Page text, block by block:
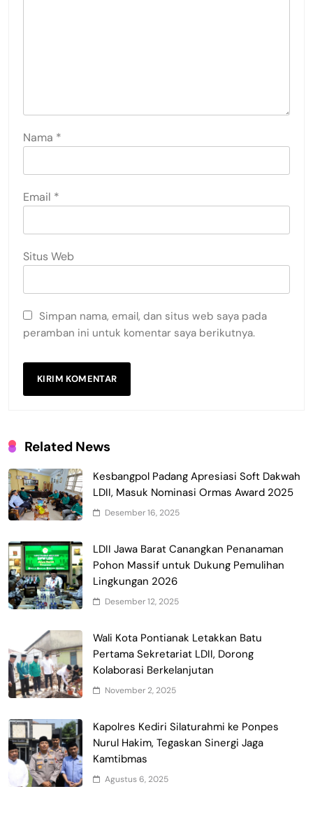
Nama *
Email *
Situs Web
Simpan nama, email, dan situs web saya pada
peramban ini untuk komentar saya berikutnya.
Related News
Kesbangpol Padang Apresiasi Soft Dakwah
LDII, Masuk Nominasi Ormas Award 2025
Desember 16, 2025
LDII Jawa Barat Canangkan Penanaman
Pohon Massif untuk Dukung Pemulihan
Lingkungan 2026
Desember 12, 2025
Wali Kota Pontianak Letakkan Batu
Pertama Sekretariat LDII, Dorong
Kolaborasi Berkelanjutan
November 2, 2025
Kapolres Kediri Silaturahmi ke Ponpes
Nurul Hakim, Tegaskan Sinergi Jaga
Kamtibmas
Agustus 6, 2025